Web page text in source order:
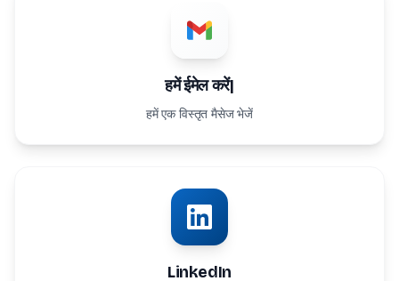
हमें ईमेल करें|
हमें एक विस्तृत मैसेज भेजें
LinkedIn